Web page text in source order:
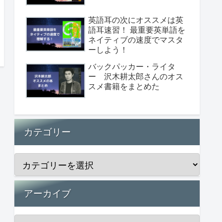
英語耳の次にオススメは英
語耳速習！ 最重要英単語を
ネイティブの速度でマスタ
ーしよう！
バックパッカー・ライタ
ー 沢木耕太郎さんのオス
スメ書籍をまとめた
カテゴリー
アーカイブ